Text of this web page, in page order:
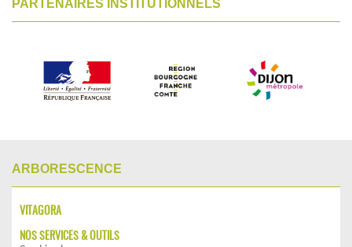
PARTENAIRES INSTITUTIONNELS
ARBORESCENCE
VITAGORA
NOS SERVICES & OUTILS